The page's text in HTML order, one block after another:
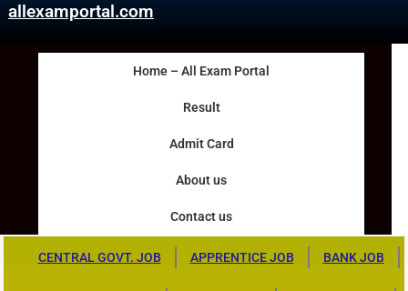
allexamportal.com
Home – All Exam Portal
Result
Admit Card
About us
Contact us
CENTRAL GOVT. JOB APPRENTICE JOB BANK JOB